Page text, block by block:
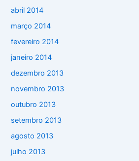
abril 2014
março 2014
fevereiro 2014
janeiro 2014
dezembro 2013
novembro 2013
outubro 2013
setembro 2013
agosto 2013
julho 2013